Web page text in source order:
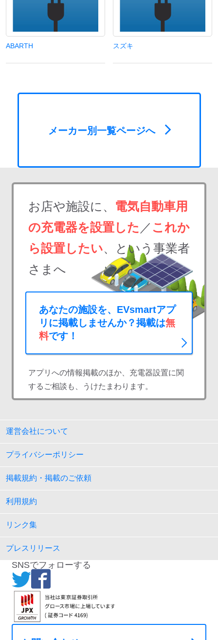
ABARTH スズキ
メーカー別一覧ページへ
お店や施設に、 電気自動車用
の充電器を設置した ／ これか
ら設置したい、という事業者
さまへ
あなたの施設を、EVsmartアプ
リに掲載しませんか？掲載は無
料です！
アプリへの情報掲載のほか、充電器設置に関
するご相談も、うけたまわります。
運営会社について
プライバシーポリシー
掲載規約・掲載のご依頼
利用規約
リンク集
プレスリリース
SNSでフォローする